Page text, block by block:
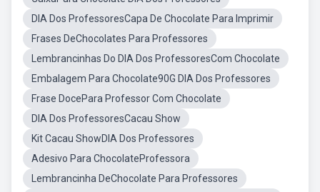
DIA Dos ProfessoresCapa De Chocolate Para Imprimir
Frases DeChocolates Para Professores
Lembrancinhas Do DIA Dos ProfessoresCom Chocolate
Embalagem Para Chocolate90G DIA Dos Professores
Frase DocePara Professor Com Chocolate
DIA Dos ProfessoresCacau Show
Kit Cacau ShowDIA Dos Professores
Adesivo Para ChocolateProfessora
Lembrancinha DeChocolate Para Professores